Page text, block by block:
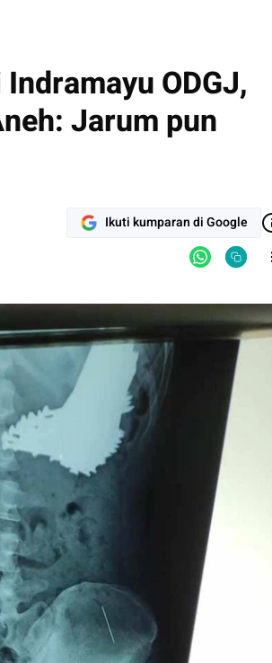
ODGJ,
Jarum pun
Ikuti kumparan di Google